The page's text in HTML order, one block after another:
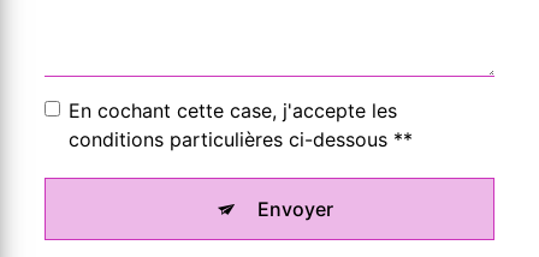
En cochant cette case, j'accepte les
conditions particulières ci-dessous **
Envoyer